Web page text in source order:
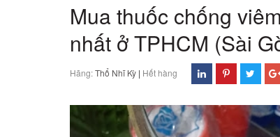
Mua thuốc chống
nhất ở TPHCM (Sài
Hãng:Thổ Nhĩ Kỳ| Hết hàng